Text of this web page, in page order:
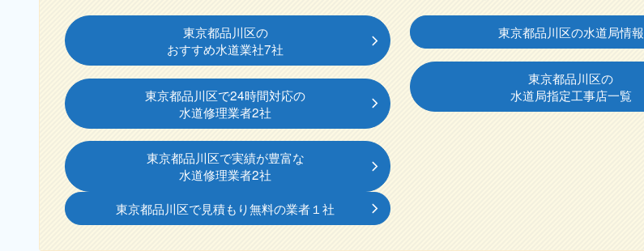
東京都品川区の
おすすめ水道業社7社
東京都品川区で24時間対応の
水道修理業者2社
東京都品川区で実績が豊富な
水道修理業者2社
東京都品川区で見積もり無料の業者１社
東京都品川区の水道局情報
東京都品川区の
水道局指定工事店一覧